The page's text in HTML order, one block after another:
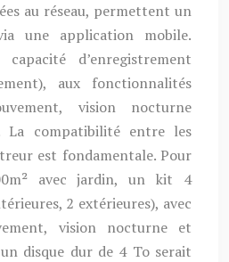
au réseau, permettent un
une application mobile.
d’enregistrement
aux fonctionnalités
vision nocturne
La compatibilité entre les
est fondamentale. Pour
avec jardin, un kit 4
2 extérieures), avec
vision nocturne et
disque dur de 4 To serait